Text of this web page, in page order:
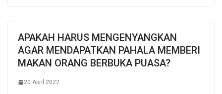
APAKAH HARUS MENGENYANGKAN
AGAR MENDAPATKAN PAHALA MEMBERI
MAKAN ORANG BERBUKA PUASA?
20 April 2022